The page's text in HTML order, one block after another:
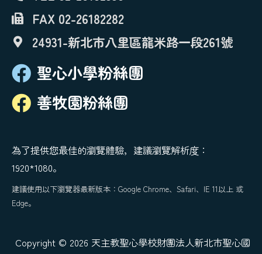
FAX 02-26182282
24931-新北市八里區龍米路一段261號
聖心小學粉絲團
善牧園粉絲團
為了提供您最佳的瀏覽體驗，建議瀏覽解析度：
1920*1080。
建議使用以下瀏覽器最新版本：Google Chrome、Safari、IE 11以上 或
Edge。
Copyright © 2026 天主教聖心學校財團法人新北市聖心國